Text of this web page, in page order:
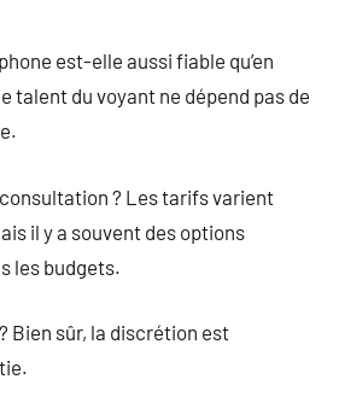
est-elle aussi fiable qu’en
talent du voyant ne dépend pas de
? Les tarifs varient
il y a souvent des options
les budgets.
Bien sûr, la discrétion est